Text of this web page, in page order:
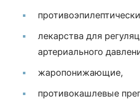
лекарства для
артериального
жаропонижающие,
противокашлевые